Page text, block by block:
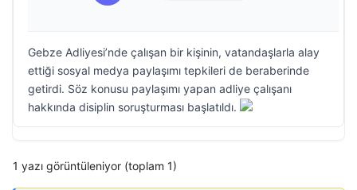
Gebze Adliyesi’nde çalışan bir kişinin, vatandaşlarla alay
ettiği sosyal medya paylaşımı tepkileri de beraberinde
getirdi. Söz konusu paylaşımı yapan adliye çalışanı
hakkında disiplin soruşturması başlatıldı.
1 yazı görüntüleniyor (toplam 1)